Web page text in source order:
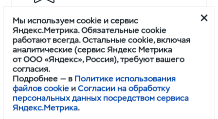
Индивидуальный подход
Гибкие торговые условия с учетом
специфики вашего бизнеса
Мы используем cookie и сервис
Яндекс.Метрика. Обязательные cookie
работают всегда. Остальные cookie, включая
аналитические (сервис Яндекс Метрика
от ООО «Яндекс», Россия), требуют вашего
согласия.
Подробнее — в Политике использования
файлов cookie иСогласии на обработку
персональных данных посредством сервиса
Яндекс.Метрика.